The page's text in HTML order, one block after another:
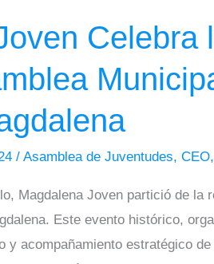
Celebra
/ Asamblea de Juventudes, CEO,
Magdalena Joven partició de
Este evento histórico,
y acompañamiento estratégico